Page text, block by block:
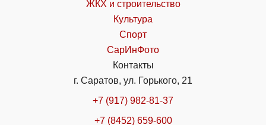
ЖКХ и строительство
Культура
Спорт
СарИнФото
Контакты
г. Саратов, ул. Горького, 21
+7 (917) 982-81-37
+7 (8452) 659-600